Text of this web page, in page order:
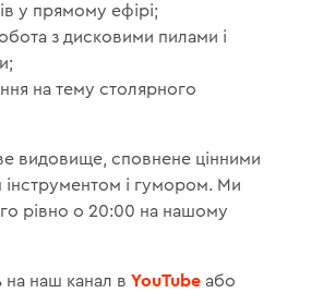
у прямому ефірі;
з дисковими пилами і
на тему столярного
видовище, сповнене цінними
інструментом і гумором. Ми
рівно о 20:00 на нашому
на наш канал вYouTube або